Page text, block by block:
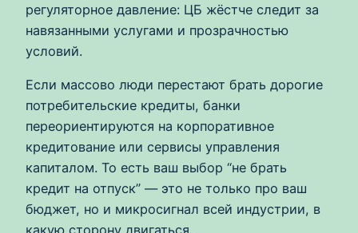
регуляторное давление: ЦБ жёстче следит за
навязанными услугами и прозрачностью
условий.
Если массово люди перестают брать дорогие
потребительские кредиты, банки
переориентируются на корпоративное
кредитование или сервисы управления
капиталом. То есть ваш выбор “не брать
кредит на отпуск” — это не только про ваш
бюджет, но и микросигнал всей индустрии, в